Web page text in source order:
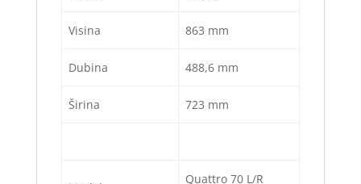
Visina 863 mm
Dubina 488,6 mm
Širina 723 mm
Quattro 70 L/R